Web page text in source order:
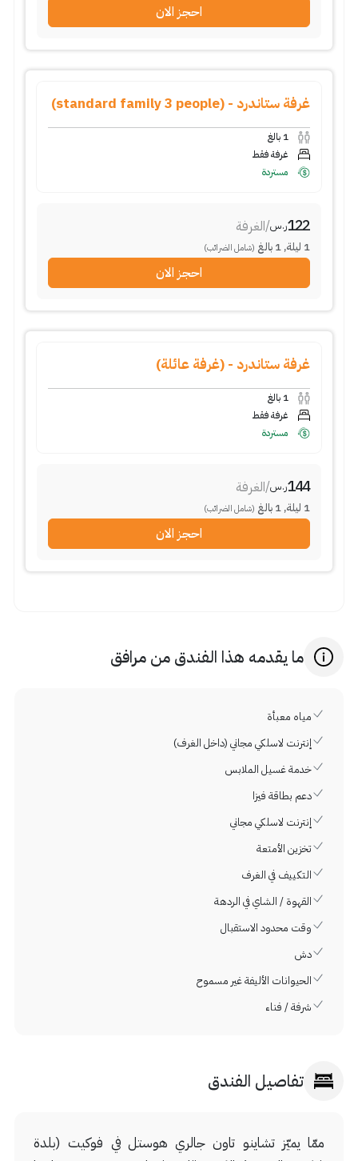
احجز الان
غرفة ستاندرد - (standard family 3 people)
1 بالغ
غرفة فقط
مستردة
122ر.س/الغرفة
1 ليلة,
1 بالغ (شامل الضرائب)
احجز الان
غرفة ستاندرد - (غرفة عائلة)
1 بالغ
غرفة فقط
مستردة
144ر.س/الغرفة
1 ليلة,
1 بالغ (شامل الضرائب)
احجز الان
ما يقدمه هذا الفندق من مرافق
مياه معبأة
إنترنت لاسلكي مجاني (داخل الغرف)
خدمة غسيل الملابس
دعم بطاقة فيزا
إنترنت لاسلكي مجاني
تخزين الأمتعة
التكييف في الغرف
القهوة / الشاي في الردهة
وقت محدود الاستقبال
دش
الحيوانات الأليفة غير مسموح
شرفة / فناء
تفاصيل الفندق
ممّا يميّز تشاينو تاون جالري هوستل في فوكيت (بلدة